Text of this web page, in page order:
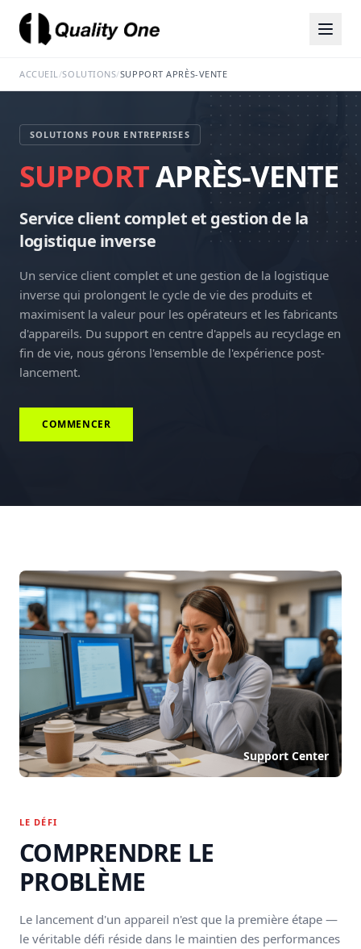
ACCUEIL/SOLUTIONS/SUPPORT APRÈS-VENTE
SOLUTIONS POUR ENTREPRISES
SUPPORTAPRÈS-VENTE
Service client complet et gestion de la
logistique inverse
Un service client complet et une gestion de la logistique
inverse qui prolongent le cycle de vie des produits et
maximisent la valeur pour les opérateurs et les fabricants
d'appareils. Du support en centre d'appels au recyclage en
fin de vie, nous gérons l'ensemble de l'expérience post-
lancement.
COMMENCER
Support Center
LE DÉFI
COMPRENDRE LE
PROBLÈME
Le lancement d'un appareil n'est que la première étape —
le véritable défi réside dans le maintien des performances